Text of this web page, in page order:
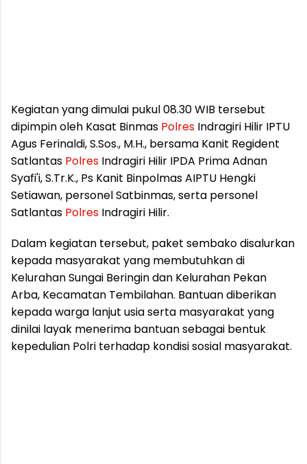
Kegiatan yang dimulai pukul 08.30 WIB tersebut
dipimpin oleh Kasat Binmas Polres Indragiri Hilir IPTU
Agus Ferinaldi, S.Sos., M.H., bersama Kanit Regident
Satlantas Polres Indragiri Hilir IPDA Prima Adnan
Syafi'i, S.Tr.K., Ps Kanit Binpolmas AIPTU Hengki
Setiawan, personel Satbinmas, serta personel
Satlantas Polres Indragiri Hilir.
Dalam kegiatan tersebut, paket sembako disalurkan
kepada masyarakat yang membutuhkan di
Kelurahan Sungai Beringin dan Kelurahan Pekan
Arba, Kecamatan Tembilahan. Bantuan diberikan
kepada warga lanjut usia serta masyarakat yang
dinilai layak menerima bantuan sebagai bentuk
kepedulian Polri terhadap kondisi sosial masyarakat.